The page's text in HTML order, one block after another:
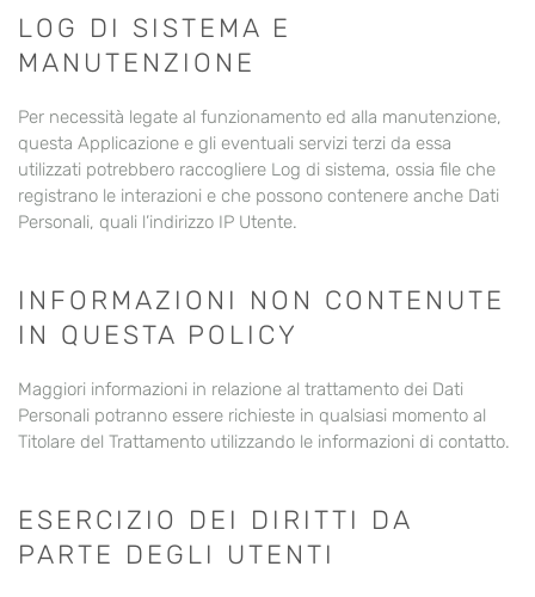
LOG DI SISTEMA E
MANUTENZIONE
Per necessità legate al funzionamento ed alla manutenzione,
questa Applicazione e gli eventuali servizi terzi da essa
utilizzati potrebbero raccogliere Log di sistema, ossia file che
registrano le interazioni e che possono contenere anche Dati
Personali, quali l’indirizzo IP Utente.
INFORMAZIONI NON CONTENUTE
IN QUESTA POLICY
Maggiori informazioni in relazione al trattamento dei Dati
Personali potranno essere richieste in qualsiasi momento al
Titolare del Trattamento utilizzando le informazioni di contatto.
ESERCIZIO DEI DIRITTI DA
PARTE DEGLI UTENTI